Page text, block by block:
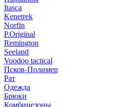
Itasca
Kenetrek
Norfin
P.Original
Remington
Seeland
Voodoo tactical
Псков-Полимер
Рат
Одежда
Брюки
Комбинезоны